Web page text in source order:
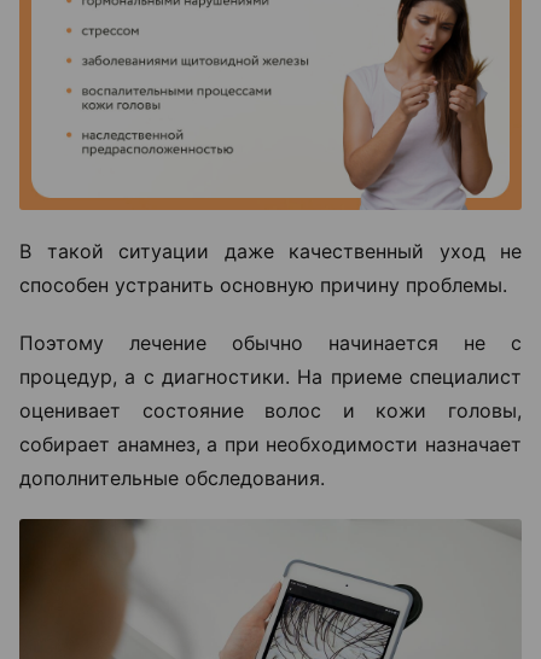
В такой ситуации даже качественный уход не
способен устранить основную причину проблемы.
Поэтому лечение обычно начинается не с
процедур, а с диагностики. На приеме специалист
оценивает состояние волос и кожи головы,
собирает анамнез, а при необходимости назначает
дополнительные обследования.